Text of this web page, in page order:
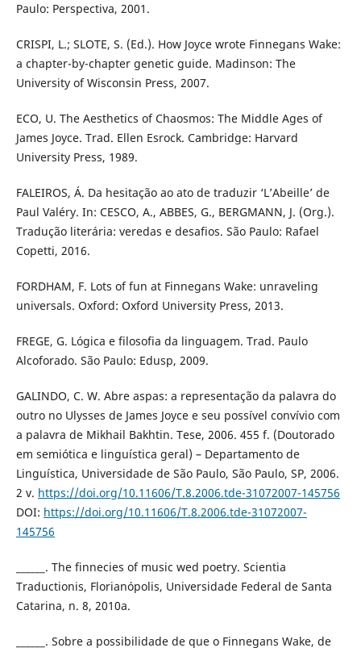
Paulo: Perspectiva, 2001.
CRISPI, L.; SLOTE, S. (Ed.). How Joyce wrote Finnegans Wake:
a chapter-by-chapter genetic guide. Madinson: The
University of Wisconsin Press, 2007.
ECO, U. The Aesthetics of Chaosmos: The Middle Ages of
James Joyce. Trad. Ellen Esrock. Cambridge: Harvard
University Press, 1989.
FALEIROS, Á. Da hesitação ao ato de traduzir ‘L’Abeille’ de
Paul Valéry. In: CESCO, A., ABBES, G., BERGMANN, J. (Org.).
Tradução literária: veredas e desafios. São Paulo: Rafael
Copetti, 2016.
FORDHAM, F. Lots of fun at Finnegans Wake: unraveling
universals. Oxford: Oxford University Press, 2013.
FREGE, G. Lógica e filosofia da linguagem. Trad. Paulo
Alcoforado. São Paulo: Edusp, 2009.
GALINDO, C. W. Abre aspas: a representação da palavra do
outro no Ulysses de James Joyce e seu possível convívio com
a palavra de Mikhail Bakhtin. Tese, 2006. 455 f. (Doutorado
em semiótica e linguística geral) – Departamento de
Linguística, Universidade de São Paulo, São Paulo, SP, 2006.
2 v. https://doi.org/10.11606/T.8.2006.tde-31072007-145756
DOI: https://doi.org/10.11606/T.8.2006.tde-31072007-
145756
______. The finnecies of music wed poetry. Scientia
Traductionis, Florianópolis, Universidade Federal de Santa
Catarina, n. 8, 2010a.
______. Sobre a possibilidade de que o Finnegans Wake, de